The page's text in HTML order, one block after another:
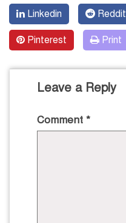
Linkedin Reddit
Pinterest Print
Leave a Reply
Comment *